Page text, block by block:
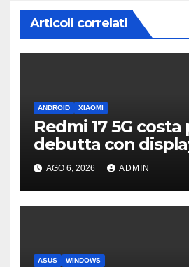
Articoli correlati
ANDROID XIAOMI
Redmi 17 5G costa
debutta con
7 pollici e batteria
AGO 6, 2026 ADMIN
ASUS WINDOWS